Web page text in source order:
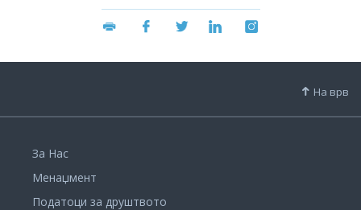
На врв
За Нас
Менаџмент
Податоци за друштвото